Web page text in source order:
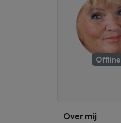
Offline
Over mij